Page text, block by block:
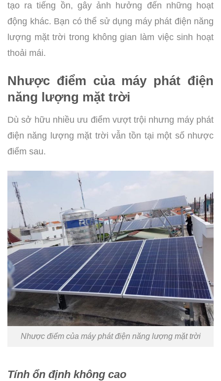
tạo ra tiếng ồn, gây ảnh hưởng đến những hoạt
động khác. Bạn có thể sử dụng máy phát điện năng
lượng mặt trời trong không gian làm việc sinh hoạt
thoải mái.
Nhược điểm của máy phát điện
năng lượng mặt trời
Dù sở hữu nhiều ưu điểm vượt trội nhưng máy phát
điện năng lượng mặt trời vẫn tồn tại một số nhược
điểm sau.
Nhược điểm của máy phát điện năng lượng mặt trời
Tính ổn định không cao